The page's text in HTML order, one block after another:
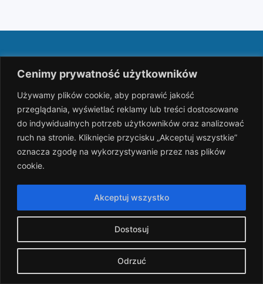
Cenimy prywatność użytkowników
Używamy plików cookie, aby poprawić jakość
przeglądania, wyświetlać reklamy lub treści dostosowane
do indywidualnych potrzeb użytkowników oraz analizować
ruch na stronie. Kliknięcie przycisku „Akceptuj wszystkie”
oznacza zgodę na wykorzystywanie przez nas plików
cookie.
Dostosuj
Odrzuć
Akceptuj wszystko
O Stowarzyszeniu
Organizator
Współpracownicy
Historia
Archiwum
Ważne linki